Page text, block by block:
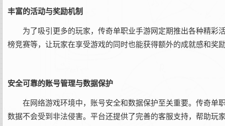
丰富的活动与奖励机制
为了吸引更多的玩家，传奇单职业手游网定期推出各种精彩
榜竞赛等，让玩家在享受游戏的同时也能获得额外的成就感和奖
安全可靠的账号管理与数据保护
在网络游戏环境中，账号安全和数据保护至关重要。传奇单
数据不会受到非法侵害。平台还提供了完善的客服支持，帮助玩